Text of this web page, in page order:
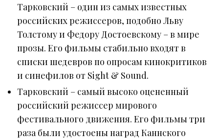
Тарковский – один из самых известных
российских режиссеров, подобно Льву
Толстому и Федору Достоевскому – в мире
прозы. Его фильмы стабильно входят в
списки шедевров по опросам кинокритиков
и синефилов от Sight & Sound.
Тарковский – самый высоко оцененный
российский режиссер мирового
фестивального движения. Его фильмы три
раза были удостоены наград Каннского